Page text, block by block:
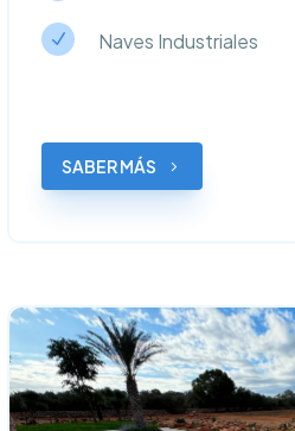
N
N Naves Industriales
SABER MÁS 5